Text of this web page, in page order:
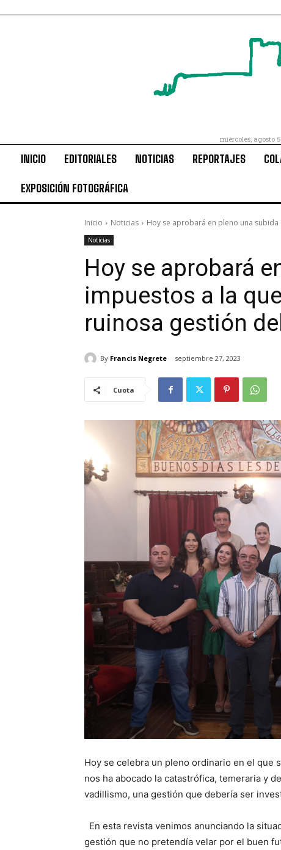
miércoles, agosto
INICIO EDITORIALES NOTICIAS REPORTAJES
EXPOSICIÓN FOTOGRÁFICA
Inicio Noticias Hoy se aprobará en pleno una subida
Noticias
Hoy se aprobará
impuestos a la
ruinosa gestión
By Francis Negrete septiembre 27, 2023
Cuota
Hoy se celebra un pleno ordinario en el que
nos ha abocado la catastrófica, temeraria y
vadillismo, una gestión que debería ser
En esta revista venimos anunciando la
gestión que no pretendía velar por el buen